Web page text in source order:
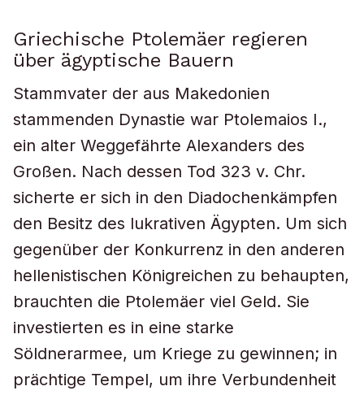
Griechische Ptolemäer regieren
über ägyptische Bauern
Stammvater der aus Makedonien
stammenden Dynastie war Ptolemaios I.,
ein alter Weggefährte Alexanders des
Großen. Nach dessen Tod 323 v. Chr.
sicherte er sich in den Diadochenkämpfen
den Besitz des lukrativen Ägypten. Um sich
gegenüber der Konkurrenz in den anderen
hellenistischen Königreichen zu behaupten,
brauchten die Ptolemäer viel Geld. Sie
investierten es in eine starke
Söldnerarmee, um Kriege zu gewinnen; in
prächtige Tempel, um ihre Verbundenheit